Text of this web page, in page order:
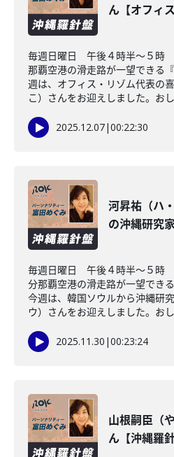
ん【オフィ
毎週日曜日 午後４時半～５時
那覇空港の滑走路が一望できる
週は、オフィス・リゾム代表の
こ）さんをお迎えしました。お
2025.12.07|00:22:30
河昇祐（ハ
の沖縄研究家
毎週日曜日 午後４時半～５時
分那覇空港の滑走路が一望でき
今週は、韓国ソウルから沖縄研
ウ）さんをお迎えしました。お
2025.11.30 |00:23:24
山根嗣臣（
ん【沖縄羅